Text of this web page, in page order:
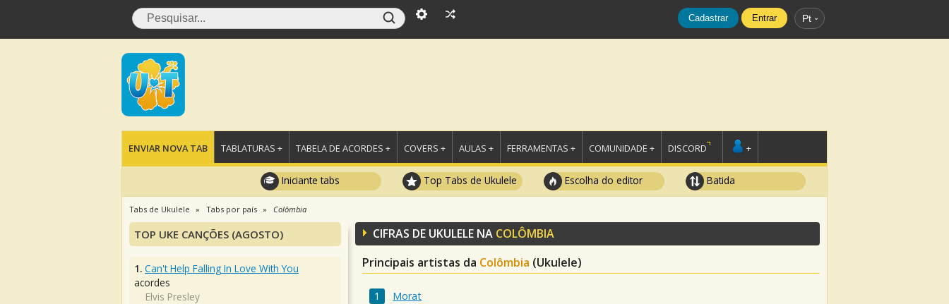
Cadastrar Entrar Pt
ENVIAR NOVA TAB TABLATURAS + TABELA DE ACORDES + COVERS + AULAS + FERRAMENTAS + COMUNIDADE + DISCORD +
Iniciante tabs Top Tabs de Ukulele Escolha do editor Batida
Tabs de Ukulele Tabs por país Colômbia
CIFRAS DE UKULELE NA COLÔMBIA
Principais artistas da Colômbia (Ukulele)
Morat
TOP UKE CANÇÕES (AGOSTO)
1. Can't Help Falling In Love With You
acordes
Elvis Presley